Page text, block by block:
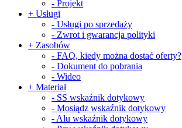
- Projekt
+ Usługi
- Usługi po sprzedaży
- Zwrot i gwarancja polityki
+ Zasobów
- FAQ, kiedy można dostać oferty?
- Dokument do pobrania
- Wideo
+ Materiał
- SS wskaźnik dotykowy
- Mosiądz wskaźnik dotykowy
- Alu wskaźnik dotykowy